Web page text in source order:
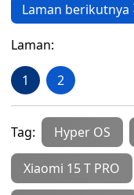
Laman berikutnya
Laman:
1 2
Tag: Hyper OS
Xiaomi 15 T PRO